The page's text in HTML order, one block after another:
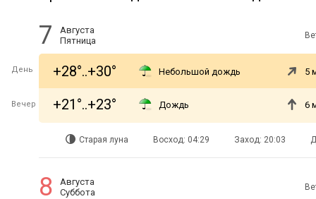
7
Августа
Пятница
День +28°..+30° Небольшой дождь 5
Вечер +21°..+23° Дождь 6
Старая луна Восход: 04:29 Заход: 20:03
8
Августа
Суббота